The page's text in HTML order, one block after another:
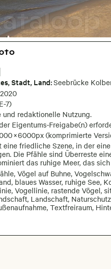
Stadt, Land:Seebrücke
2020
7)
und redaktionelle Nutzung.
Eigentums-Freigabe(n)
×6000px (komprimierte
eine friedliche Szene, in der
Die Pfähle sind Überreste
das ruhige Meer, das
Vögel auf Buhne,
blaues Wasser, ruhige See,
Vogellinie, rastende Vögel,
Landschaft,
Textfreiraum,